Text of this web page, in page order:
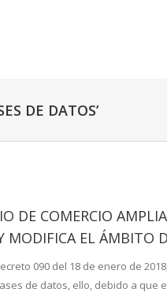
DE DATOS’
DE COMERCIO
MODIFICA EL ÁMBITO
090 del 18 de enero de
de datos, ello, debido a